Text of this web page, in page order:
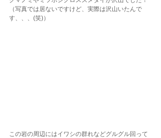
（写真では居ないですけど、実際は沢山いたんで
す、、、(笑)）
この岩の周辺にはイワシの群れなどグルグル回って